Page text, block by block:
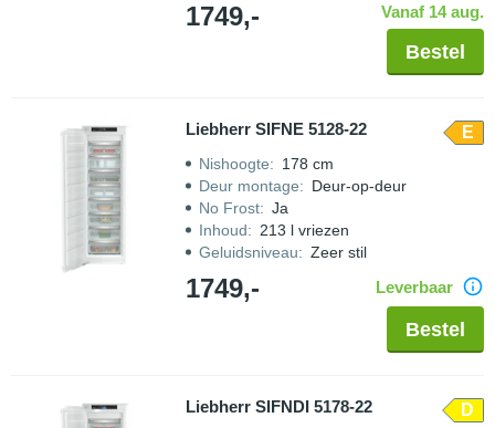
1749,- Vanaf 14 aug.
Bestel
Liebherr SIFNE 5128-22 E
Nishoogte: 178 cm
Deur montage: Deur-op-deur
No Frost: Ja
Inhoud: 213 l vriezen
Geluidsniveau: Zeer stil
1749,- Leverbaar
Bestel
Liebherr SIFNDI 5178-22 D